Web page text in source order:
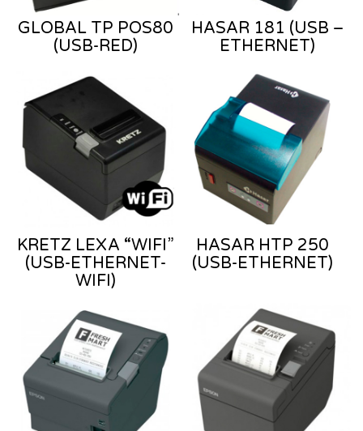
GLOBAL TP POS80
(USB-RED)
HASAR 181 (USB –
ETHERNET)
KRETZ LEXA “WIFI”
(USB-ETHERNET-
WIFI)
HASAR HTP 250
(USB-ETHERNET)